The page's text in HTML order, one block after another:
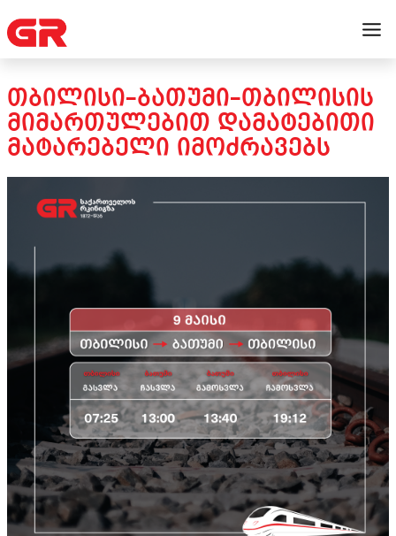
ᲗᲑᲘᲚᲘᲡᲘ–ᲑᲐᲗᲣᲛᲘ–ᲗᲑᲘᲚᲘᲡᲘᲡ
ᲛᲘᲛᲐᲠᲗᲣᲚᲔᲑᲘᲗ ᲓᲐᲛᲐᲢᲔᲑᲘᲗᲘ
ᲛᲐᲢᲐᲠᲔᲑᲔᲚᲘ ᲘᲛᲝᲫᲠᲐᲕᲔᲑᲡ